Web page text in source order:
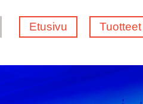
Etusivu Tuotteet